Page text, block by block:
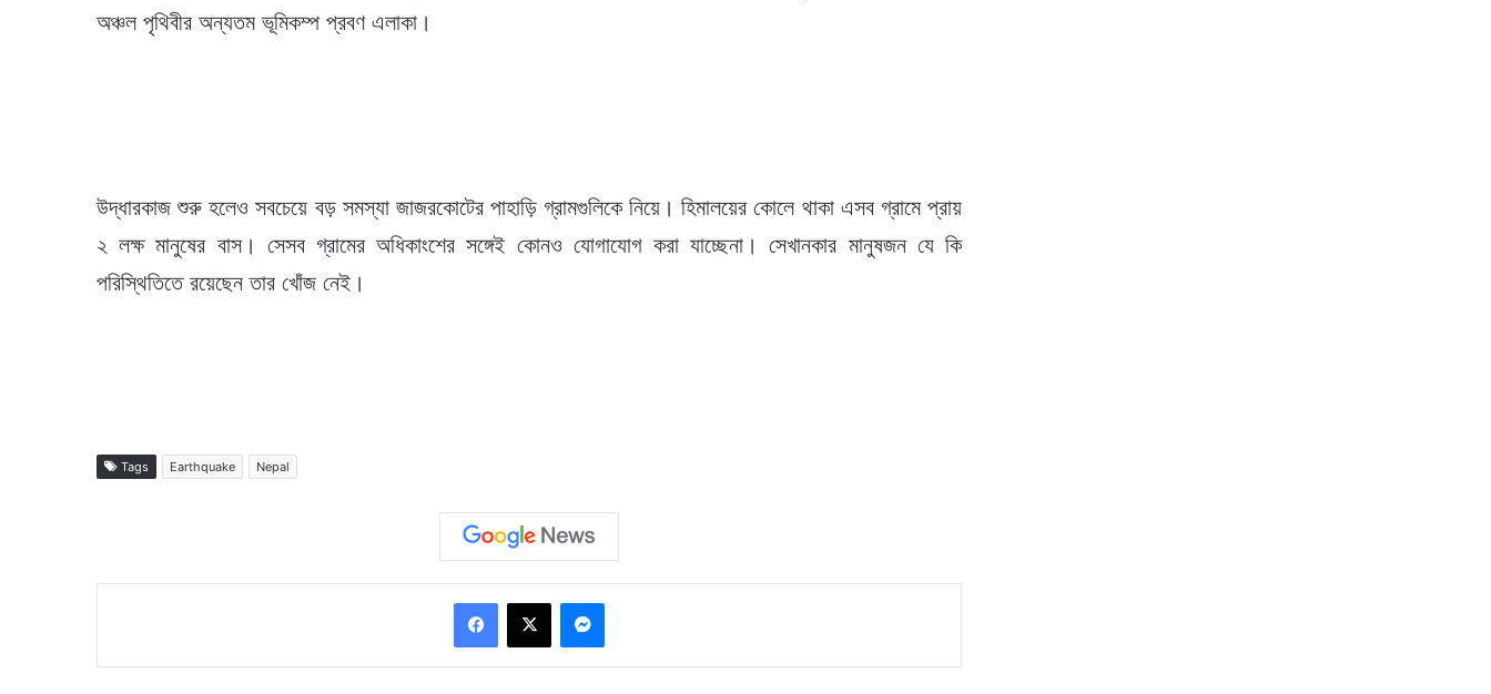
অঞ্চল পৃথিবীর অন্যতম ভূমিকম্প প্রবণ এলাকা।
উদ্ধারকাজ শুরু হলেও সবচেয়ে বড় সমস্যা জাজরকোটের পাহাড়ি গ্রামগুলিকে নিয়ে। হিমালয়ের কোলে থাকা এসব গ্রামে প্রায়
২ লক্ষ মানুষের বাস। সেসব গ্রামের অধিকাংশের সঙ্গেই কোনও যোগাযোগ করা যাচ্ছেনা। সেখানকার মানুষজন যে কি
পরিস্থিতিতে রয়েছেন তার খোঁজ নেই।
Tags Earthquake Nepal